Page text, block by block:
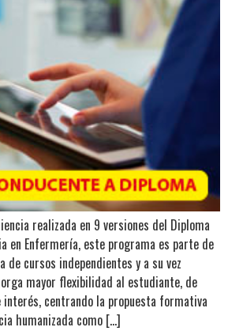
realizada en 9 versiones del Diploma
en Enfermería, este programa es parte de
de cursos independientes y a su vez
mayor flexibilidad al estudiante, de
interés, centrando la propuesta formativa
humanizada como […]